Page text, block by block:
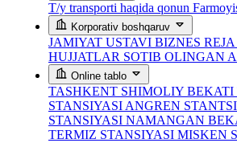
T/y transporti haqida qonun
Korporativ boshqaruv
JAMIYAT USTAVI BIZNES REJA
HUJJATLAR SOTIB OLINGAN
Online tablo
TASHKENT SHIMOLIY BEKATI
STANSIYASI ANGREN
STANSIYASI NAMANGAN
TERMIZ STANSIYASI MISKEN